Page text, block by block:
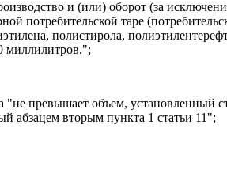
и (или) оборот (за
потребительской таре
полистирола,
миллилитров.";
"не превышает объем, установленный
абзацем вторым пункта 1 статьи 11";